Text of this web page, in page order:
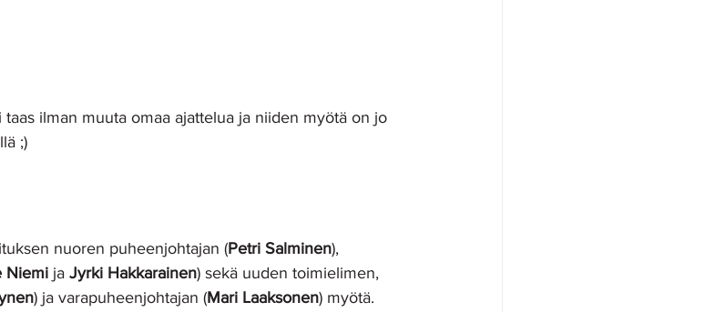
ilman muuta omaa ajattelua ja niiden myötä on jo
;)
nuoren puheenjohtajan (Petri Salminen),
Niemi ja Jyrki Hakkarainen) sekä uuden toimielimen,
) ja varapuheenjohtajan (Mari Laaksonen) myötä.